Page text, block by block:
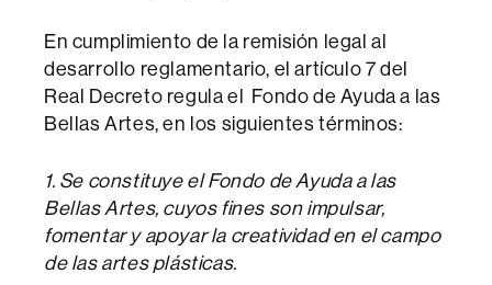
En cumplimiento de la remisión legal al
desarrollo reglamentario, el artículo 7 del
Real Decreto regula el Fondo de Ayuda a las
Bellas Artes, en los siguientes términos:
1. Se constituye el Fondo de Ayuda a las
Bellas Artes, cuyos fines son impulsar,
fomentar y apoyar la creatividad en el campo
de las artes plásticas.